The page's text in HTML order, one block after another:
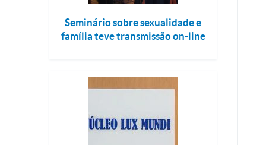
Seminário sobre sexualidade e
família teve transmissão on-line